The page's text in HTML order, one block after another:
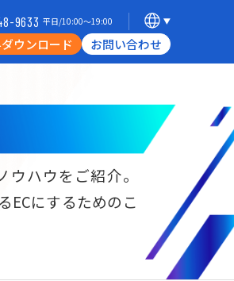
9633 平日/10:00〜19:00
ウンロード お問い合わせ
海外進出・現地ECサイト構築
ハウをご紹介。
ECにするためのこ